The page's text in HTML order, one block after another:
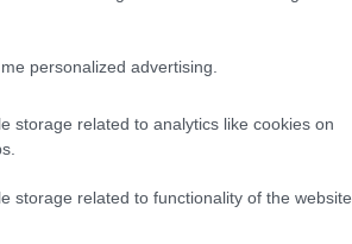
personalized advertising.
storage related to analytics like cookies on
storage related to functionality of the website
Aktuális